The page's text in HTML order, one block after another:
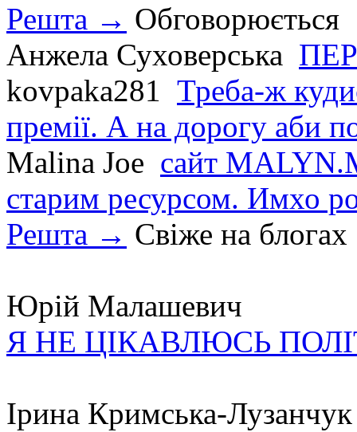
Решта → Обговорюється
Анжела Суховерська
kovpaka281 Треба-ж
премії. А на дорогу аби
Malina Joe сайт
старим ресурсом. Имхо
Решта → Свіже на блогах
Юрій Малашевич
Я НЕ ЦІКАВЛЮСЬ
Ірина Кримська-Лузанчук